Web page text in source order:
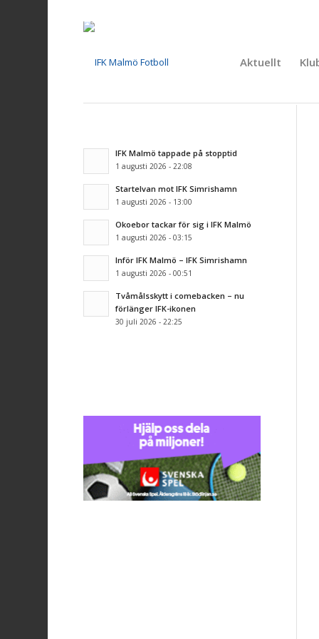
Aktuellt
IFK Malmö tappade på stopptid
1 augusti 2026 - 22:08
Startelvan mot IFK Simrishamn
1 augusti 2026 - 13:00
Okoebor tackar för sig i IFK Malmö
1 augusti 2026 - 03:15
Inför IFK Malmö – IFK Simrishamn
1 augusti 2026 - 00:51
Tvåmålsskytt i comebacken – nu
förlänger IFK-ikonen
30 juli 2026 - 22:25